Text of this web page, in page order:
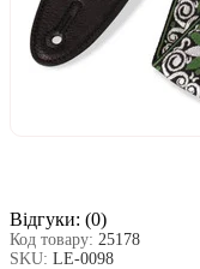
Відгуки: (0)
Код товару: 25178
SKU: LE-0098